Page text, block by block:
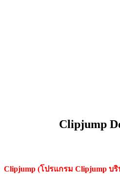
Clipjump
Clipjump (โปรแกรม Clipjump บ